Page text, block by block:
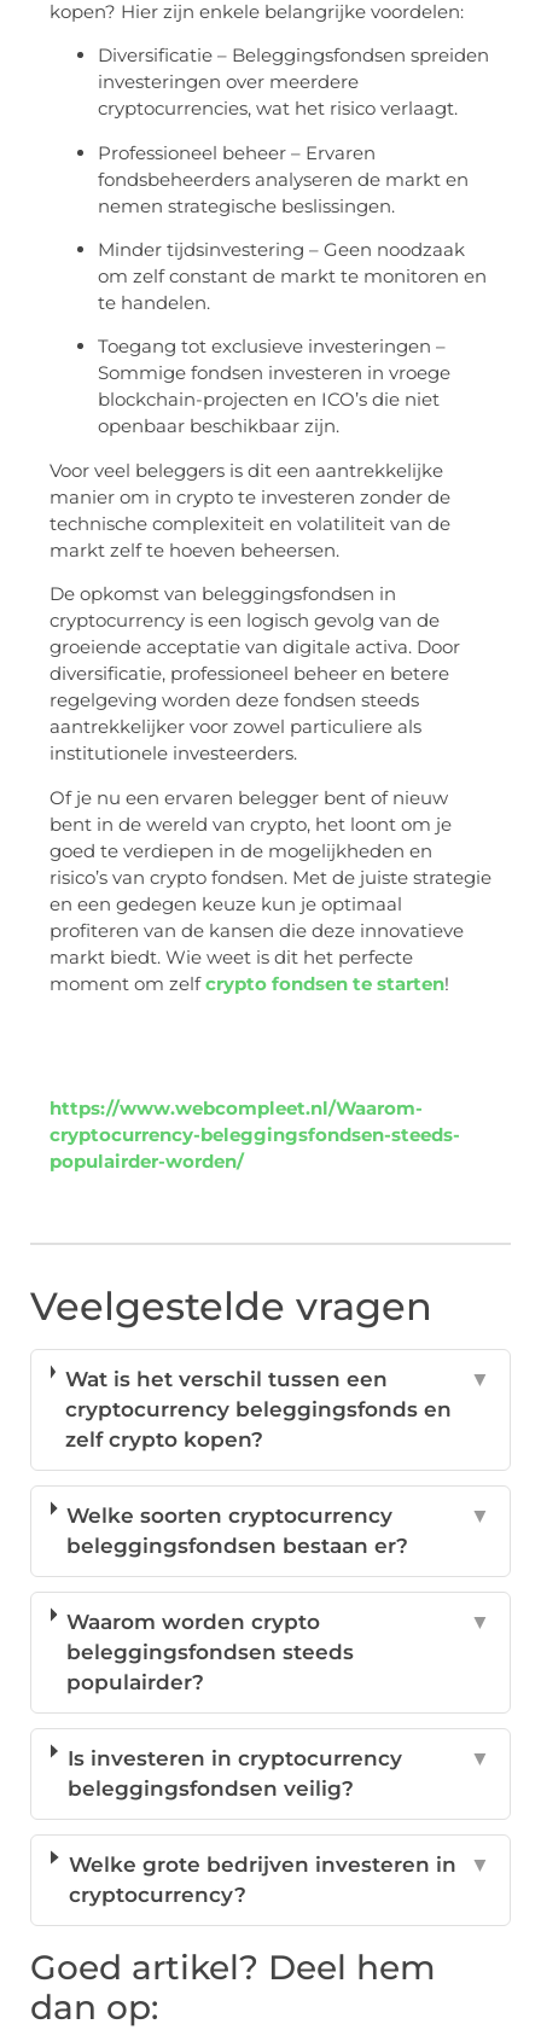
kopen? Hier zijn enkele belangrijke voordelen:
Diversificatie – Beleggingsfondsen spreiden
investeringen over meerdere
cryptocurrencies, wat het risico verlaagt.
Professioneel beheer – Ervaren
fondsbeheerders analyseren de markt en
nemen strategische beslissingen.
Minder tijdsinvestering – Geen noodzaak
om zelf constant de markt te monitoren en
te handelen.
Toegang tot exclusieve investeringen –
Sommige fondsen investeren in vroege
blockchain-projecten en ICO’s die niet
openbaar beschikbaar zijn.
Voor veel beleggers is dit een aantrekkelijke
manier om in crypto te investeren zonder de
technische complexiteit en volatiliteit van de
markt zelf te hoeven beheersen.
De opkomst van beleggingsfondsen in
cryptocurrency is een logisch gevolg van de
groeiende acceptatie van digitale activa. Door
diversificatie, professioneel beheer en betere
regelgeving worden deze fondsen steeds
aantrekkelijker voor zowel particuliere als
institutionele investeerders.
Of je nu een ervaren belegger bent of nieuw
bent in de wereld van crypto, het loont om je
goed te verdiepen in de mogelijkheden en
risico’s van crypto fondsen. Met de juiste strategie
en een gedegen keuze kun je optimaal
profiteren van de kansen die deze innovatieve
markt biedt. Wie weet is dit het perfecte
moment om zelfcrypto fondsen te starten!
https://www.webcompleet.nl/Waarom-
cryptocurrency-beleggingsfondsen-steeds-
populairder-worden/
Veelgestelde vragen
Wat is het verschil tussen een
cryptocurrency beleggingsfonds en
zelf crypto kopen?
▼
Welke soorten cryptocurrency
beleggingsfondsen bestaan er?
▼
Waarom worden crypto
beleggingsfondsen steeds
populairder?
▼
Is investeren in cryptocurrency
beleggingsfondsen veilig?
▼
Welke grote bedrijven investeren in
cryptocurrency?
▼
Goed artikel? Deel hem
dan op: